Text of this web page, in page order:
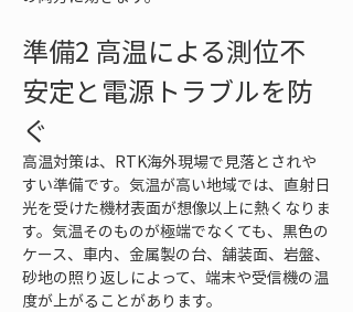
準備2 高温による測位不
安定と電源トラブルを防
ぐ
高温対策は、RTK海外現場で見落とされや
すい準備です。気温が高い地域では、直射日
光を受けた機材表面が想像以上に熱くなりま
す。気温そのものが極端でなくても、黒色の
ケース、車内、金属製の台、舗装面、岩盤、
砂地の照り返しによって、端末や受信機の温
度が上がることがあります。